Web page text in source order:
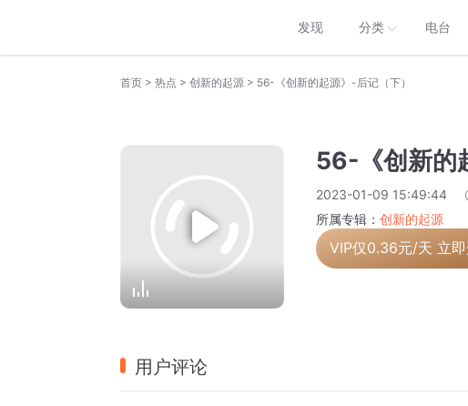
发现 分类 电台
首页 > 热点 > 创新的起源 > 56-《创新的起源》-后记（下）
56-《创新的
2023-01-09 15:49:44
所属专辑： 创新的起源
VIP仅0.36元/天 立
用户评论